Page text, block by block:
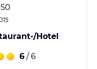
Hotel
6 / 6